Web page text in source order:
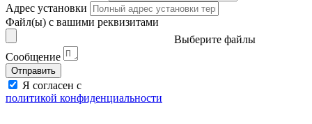
Адрес установки
Файл(ы) с вашими реквизитами
Выберите файлы
Сообщение
Отправить
Я согласен с
политикой конфиденциальности